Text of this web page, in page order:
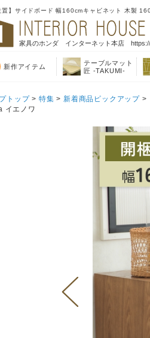
置】サイドボード 幅160cmキャビネット 木製
家具のホンダ インターネット本店 https://
新作アイテム
テーブルマット
匠 -TAKUMI-
トップ> 特集 >新着商品ピックアップ >
イエノワ